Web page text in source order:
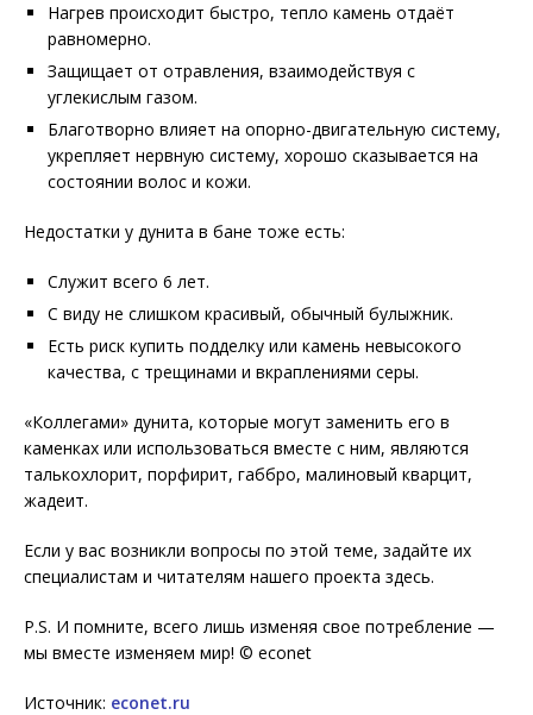
Нагрев происходит быстро, тепло камень отдаёт
равномерно.
Защищает от отравления, взаимодействуя с
углекислым газом.
Благотворно влияет на опорно-двигательную систему,
укрепляет нервную систему, хорошо сказывается на
состоянии волос и кожи.
Недостатки у дунита в бане тоже есть:
Служит всего 6 лет.
С виду не слишком красивый, обычный булыжник.
Есть риск купить подделку или камень невысокого
качества, с трещинами и вкраплениями серы.
«Коллегами» дунита, которые могут заменить его в
каменках или использоваться вместе с ним, являются
талькохлорит, порфирит, габбро, малиновый кварцит,
жадеит.
Если у вас возникли вопросы по этой теме, задайте их
специалистам и читателям нашего проекта здесь.
P.S. И помните, всего лишь изменяя свое потребление —
мы вместе изменяем мир! © econet
Источник: econet.ru